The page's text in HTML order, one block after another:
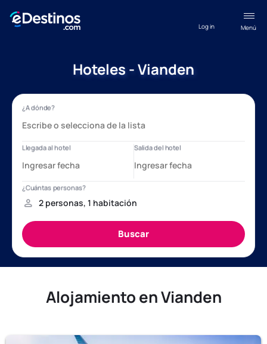
Menú
Log in
Hoteles - Vianden
Alojamiento en Vianden